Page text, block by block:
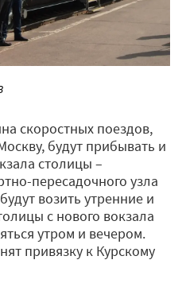
скоростных поездов,
будут прибывать и
столицы –
пересадочного узла
возить утренние и
с нового вокзала
утром и вечером.
привязку к Курскому